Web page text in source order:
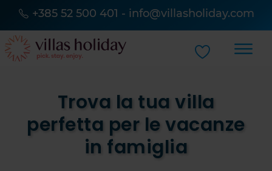
+385 52 500 401 - info@villasholiday.com
Trova la tua villa
perfetta per le vacanze
in famiglia